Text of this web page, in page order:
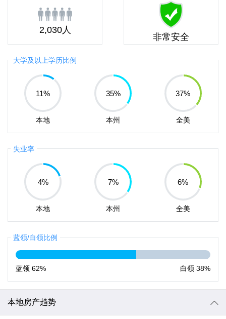
2,030人
非常安全
大学及以上学历比例
11%
本地
35%
本州
37%
全美
失业率
4%
本地
7%
本州
6%
全美
蓝领/白领比例
蓝领 62% 白领 38%
本地房产趋势